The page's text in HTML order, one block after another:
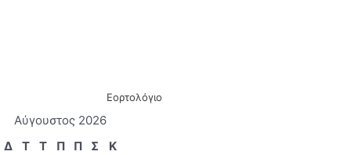
Εορτολόγιο
Αύγουστος 2026
Δ
Τ Τ Π Π Σ
Κ